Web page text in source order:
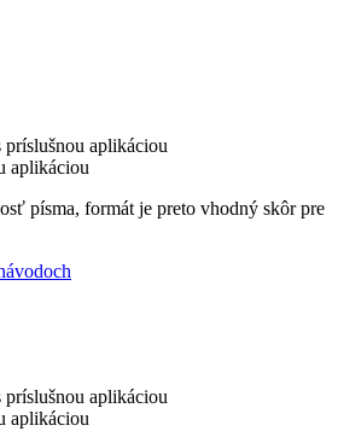
príslušnou aplikáciou
aplikáciou
písma, formát je preto vhodný skôr pre
príslušnou aplikáciou
aplikáciou